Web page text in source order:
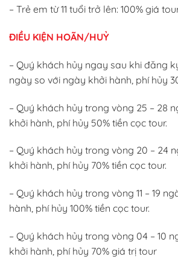
– Trẻ em từ 11 tuổi trở lên: 100% giá
ĐIỀU KIỆN HOÃN/HUỶ
– Quý khách hủy ngay sau khi đăng
ngày so với ngày khởi hành, phí hủy
– Quý khách hủy trong vòng 25 – 28
khởi hành, phí hủy 50% tiền cọc tour.
– Quý khách hủy trong vòng 20 – 24
khởi hành, phí hủy 70% tiền cọc tour.
– Quý khách hủy trong vòng 11 – 19
hành, phí hủy 100% tiền cọc tour.
– Quý khách hủy trong vòng 04 – 10
khởi hành, phí hủy 70% giá trị tour